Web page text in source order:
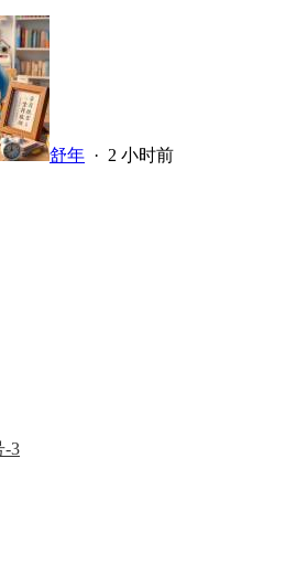
舒年 · 2 小时前
-3